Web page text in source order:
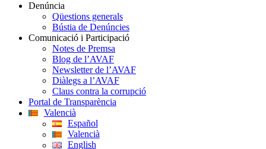
Denúncia
Qüestions generals
Bústia de Denúncies
Comunicació i Participació
Notes de Premsa
Blog de l’AVAF
Newsletter de l’AVAF
Diàlegs a l’AVAF
Claus contra la corrupció
Portal de Transparència
Valencià
Español
Valencià
English